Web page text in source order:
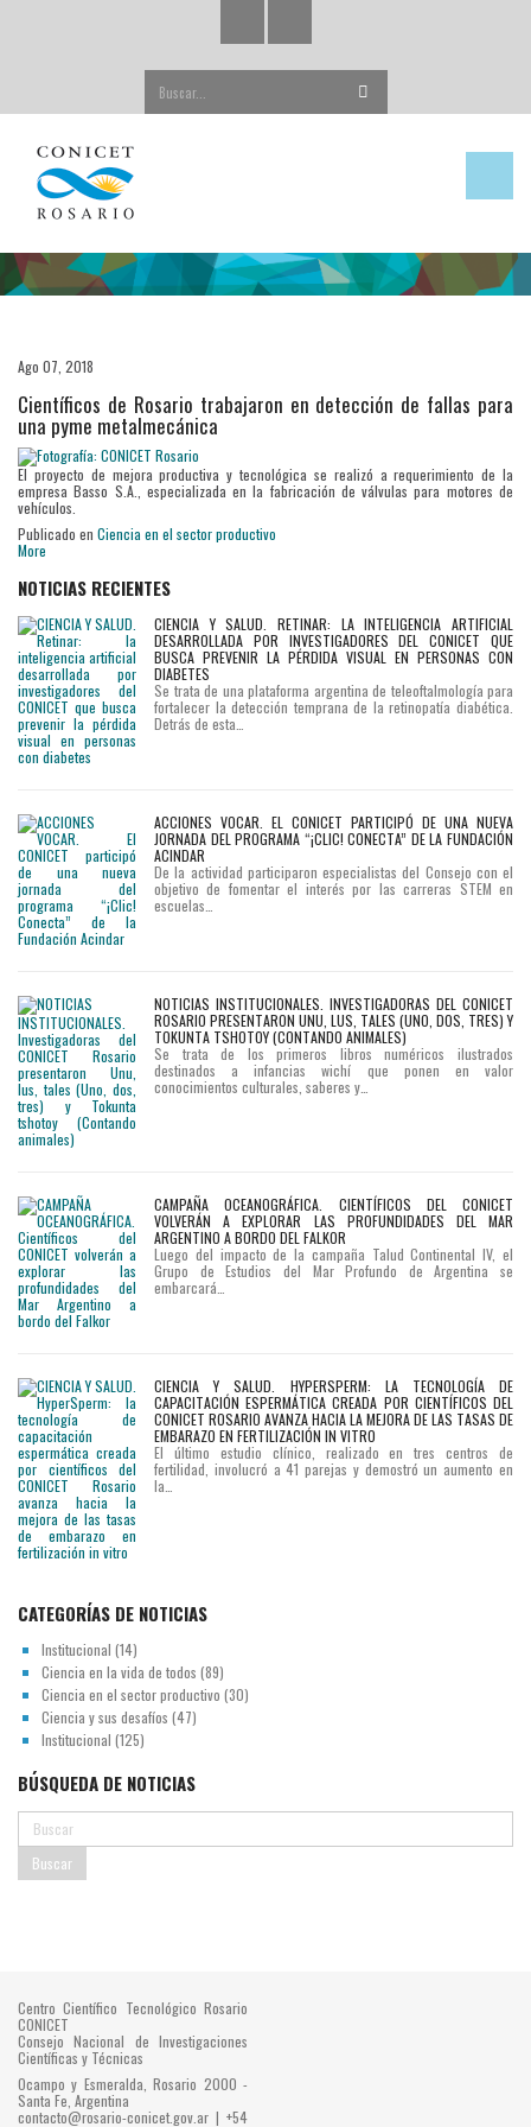
Ago 07, 2018
Científicos de Rosario trabajaron en detección de fallas para
una pyme metalmecánica
El proyecto de mejora productiva y tecnológica se realizó a requerimiento de la
empresa Basso S.A., especializada en la fabricación de válvulas para motores de
vehículos.
Publicado en Ciencia en el sector productivo
More
NOTICIAS RECIENTES
CIENCIA Y SALUD. RETINAR: LA INTELIGENCIA ARTIFICIAL
DESARROLLADA POR INVESTIGADORES DEL CONICET QUE
BUSCA PREVENIR LA PÉRDIDA VISUAL EN PERSONAS CON
DIABETES
Se trata de una plataforma argentina de teleoftalmología para
fortalecer la detección temprana de la retinopatía diabética.
Detrás de esta…
ACCIONES VOCAR. EL CONICET PARTICIPÓ DE UNA NUEVA
JORNADA DEL PROGRAMA “¡CLIC! CONECTA” DE LA FUNDACIÓN
ACINDAR
De la actividad participaron especialistas del Consejo con el
objetivo de fomentar el interés por las carreras STEM en
escuelas…
NOTICIAS INSTITUCIONALES. INVESTIGADORAS DEL CONICET
ROSARIO PRESENTARON UNU, LUS, TALES (UNO, DOS, TRES) Y
TOKUNTA TSHOTOY (CONTANDO ANIMALES)
Se trata de los primeros libros numéricos ilustrados
destinados a infancias wichí que ponen en valor
conocimientos culturales, saberes y…
CAMPAÑA OCEANOGRÁFICA. CIENTÍFICOS DEL CONICET
VOLVERÁN A EXPLORAR LAS PROFUNDIDADES DEL MAR
ARGENTINO A BORDO DEL FALKOR
Luego del impacto de la campaña Talud Continental IV, el
Grupo de Estudios del Mar Profundo de Argentina se
embarcará…
CIENCIA Y SALUD. HYPERSPERM: LA TECNOLOGÍA DE
CAPACITACIÓN ESPERMÁTICA CREADA POR CIENTÍFICOS DEL
CONICET ROSARIO AVANZA HACIA LA MEJORA DE LAS TASAS DE
EMBARAZO EN FERTILIZACIÓN IN VITRO
El último estudio clínico, realizado en tres centros de
fertilidad, involucró a 41 parejas y demostró un aumento en
la…
CATEGORÍAS DE NOTICIAS
Institucional (14)
Ciencia en la vida de todos (89)
Ciencia en el sector productivo (30)
Ciencia y sus desafíos (47)
Institucional (125)
BÚSQUEDA DE NOTICIAS
Centro Científico Tecnológico Rosario
CONICET
Consejo Nacional de Investigaciones
Científicas y Técnicas
Ocampo y Esmeralda, Rosario 2000 -
Santa Fe, Argentina
contacto@rosario-conicet.gov.ar | +54